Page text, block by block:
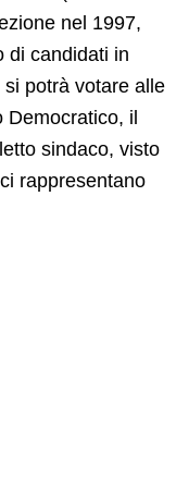
nel 1997,
di candidati in
potrà votare alle
il
sindaco, visto
rappresentano